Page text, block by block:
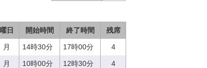
曜日 開始時間 終了時間 残席
月 14時30分 17時00分 4
月 10時00分 12時30分 4